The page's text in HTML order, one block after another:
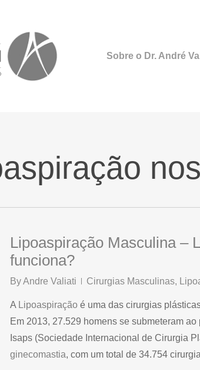
Sobre o Dr. André
Lipoaspiração Masculina –
funciona?
ByAndre Valiati Cirurgias Masculinas,
A Lipoaspiração é uma das cirurgias
Em 2013, 27.529 homens se submeteram
Isaps (Sociedade Internacional de Cirurgia
ginecomastia, com um total de 34.754